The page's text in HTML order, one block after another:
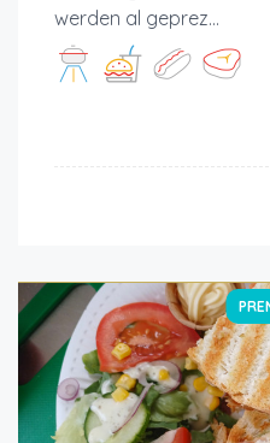
werden al geprez...